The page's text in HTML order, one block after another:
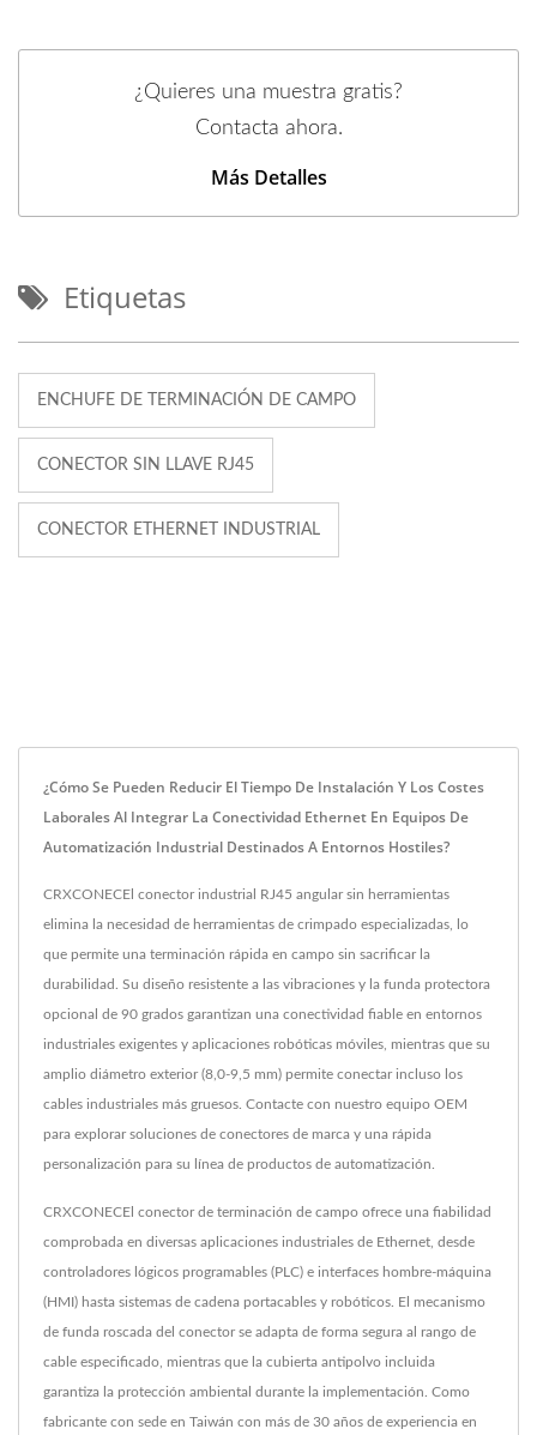
¿Quieres una muestra gratis?
Contacta ahora.
Más Detalles
Etiquetas
ENCHUFE DE TERMINACIÓN DE CAMPO
CONECTOR SIN LLAVE RJ45
CONECTOR ETHERNET INDUSTRIAL
¿Cómo Se Pueden Reducir El Tiempo De Instalación Y Los Costes
Laborales Al Integrar La Conectividad Ethernet En Equipos De
Automatización Industrial Destinados A Entornos Hostiles?
CRXCONECEl conector industrial RJ45 angular sin herramientas
elimina la necesidad de herramientas de crimpado especializadas, lo
que permite una terminación rápida en campo sin sacrificar la
durabilidad. Su diseño resistente a las vibraciones y la funda protectora
opcional de 90 grados garantizan una conectividad fiable en entornos
industriales exigentes y aplicaciones robóticas móviles, mientras que su
amplio diámetro exterior (8,0-9,5 mm) permite conectar incluso los
cables industriales más gruesos. Contacte con nuestro equipo OEM
para explorar soluciones de conectores de marca y una rápida
personalización para su línea de productos de automatización.
CRXCONECEl conector de terminación de campo ofrece una fiabilidad
comprobada en diversas aplicaciones industriales de Ethernet, desde
controladores lógicos programables (PLC) e interfaces hombre-máquina
(HMI) hasta sistemas de cadena portacables y robóticos. El mecanismo
de funda roscada del conector se adapta de forma segura al rango de
cable especificado, mientras que la cubierta antipolvo incluida
garantiza la protección ambiental durante la implementación. Como
fabricante con sede en Taiwán con más de 30 años de experiencia en